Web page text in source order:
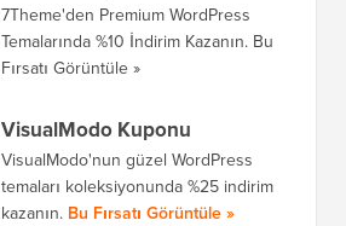
7Theme'den Premium WordPress
Temalarında %10 İndirim Kazanın. Bu
Fırsatı Görüntüle »
VisualModo Kuponu
VisualModo'nun güzel WordPress
temaları koleksiyonunda %25 indirim
kazanın. Bu Fırsatı Görüntüle »